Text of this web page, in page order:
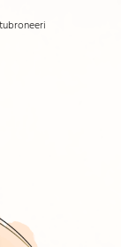
broneeri